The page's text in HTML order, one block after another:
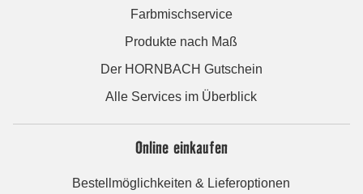
Farbmischservice
Produkte nach Maß
Der HORNBACH Gutschein
Alle Services im Überblick
Online einkaufen
Bestellmöglichkeiten & Lieferoptionen